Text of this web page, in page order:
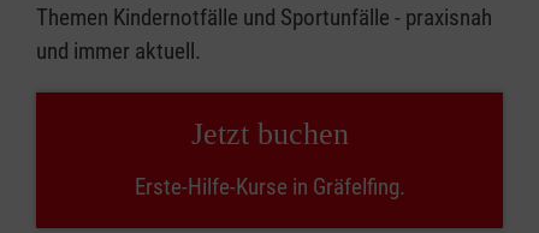
Themen Kindernotfälle und Sportunfälle - praxisnah
und immer aktuell.
Jetzt buchen
Erste-Hilfe-Kurse in Gräfelfing.